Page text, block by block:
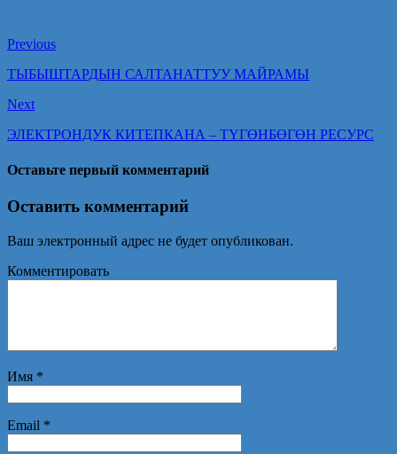
Previous
ТЫБЫШТАРДЫН САЛТАНАТТУУ МАЙРАМЫ
Next
ЭЛЕКТРОНДУК КИТЕПКАНА – ТҮГӨНБӨГӨН РЕСУРС
Оставьте первый комментарий
Оставить комментарий
Ваш электронный адрес не будет опубликован.
Комментировать
Имя *
Email *